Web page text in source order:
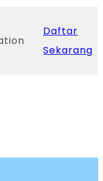
Daftar
Sekarang